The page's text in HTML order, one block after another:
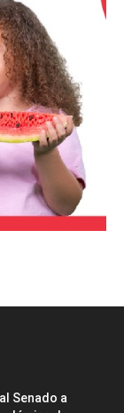
Senado a